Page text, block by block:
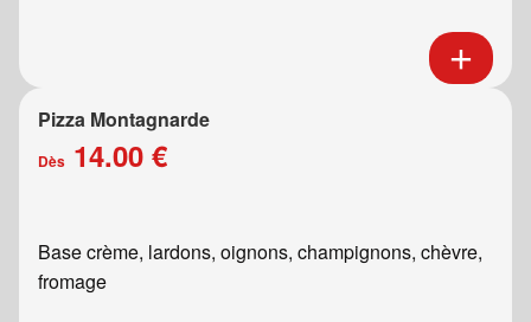
Pizza Montagnarde
Dès 14.00 €
Base crème, lardons, oignons, champignons, chèvre,
fromage